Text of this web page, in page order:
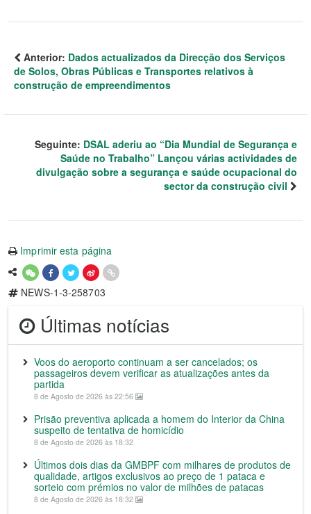
Anterior: Dados actualizados da Direcção dos Serviços
de Solos, Obras Públicas e Transportes relativos à
construção de empreendimentos
Seguinte: DSAL aderiu ao “Dia Mundial de Segurança e
Saúde no Trabalho” Lançou várias actividades de
divulgação sobre a segurança e saúde ocupacional do
sector da construção civil
Imprimir esta página
NEWS-1-3-258703
Últimas notícias
Voos do aeroporto continuam a ser cancelados; os
passageiros devem verificar as atualizações antes da
partida
8 de Agosto de 2026 às 22:56
Prisão preventiva aplicada a homem do Interior da China
suspeito de tentativa de homicídio
8 de Agosto de 2026 às 18:32
Últimos dois dias da GMBPF com milhares de produtos de
qualidade, artigos exclusivos ao preço de 1 pataca e
sorteio com prémios no valor de milhões de patacas
8 de Agosto de 2026 às 18:32